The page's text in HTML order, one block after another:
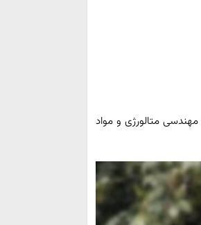
متالورژی و مواد